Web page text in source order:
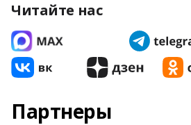
Читайте нас
Партнеры